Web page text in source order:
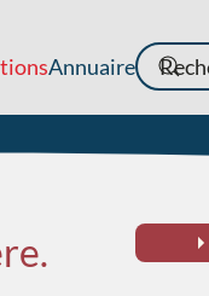
Annuaire